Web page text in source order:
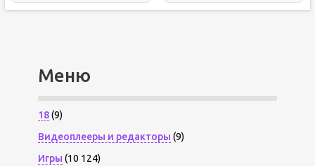
Меню
18(9)
Видеоплееры и редакторы (9)
Игры (10 124)